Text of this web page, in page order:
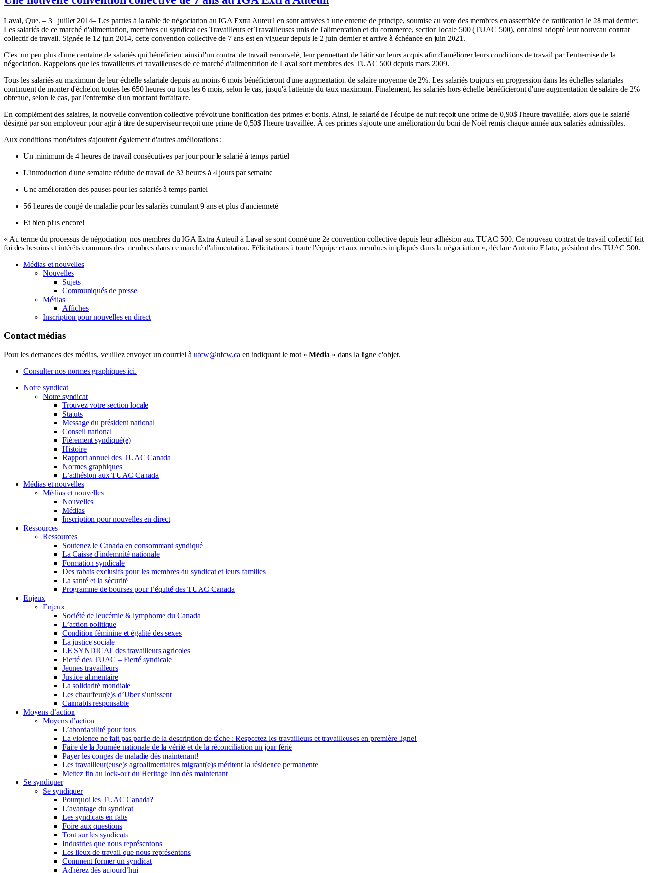
Laval, Que. – 31 juillet 2014– Les parties à la table de négociation au IGA Extra Auteuil en sont arrivées à une entente de principe, soumise au vote des membres en assemblée de ratification le 28 mai dernier.
Les salariés de ce marché d'alimentation, membres du syndicat des Travailleurs et Travailleuses unis de l'alimentation et du commerce, section locale 500 (TUAC 500), ont ainsi adopté leur nouveau contrat
collectif de travail. Signée le 12 juin 2014, cette convention collective de 7 ans est en vigueur depuis le 2 juin dernier et arrive à échéance en juin 2021.
C'est un peu plus d'une centaine de salariés qui bénéficient ainsi d'un contrat de travail renouvelé, leur permettant de bâtir sur leurs acquis afin d'améliorer leurs conditions de travail par l'entremise de la
négociation. Rappelons que les travailleurs et travailleuses de ce marché d'alimentation de Laval sont membres des TUAC 500 depuis mars 2009.
Tous les salariés au maximum de leur échelle salariale depuis au moins 6 mois bénéficieront d'une augmentation de salaire moyenne de 2%. Les salariés toujours en progression dans les échelles salariales
continuent de monter d'échelon toutes les 650 heures ou tous les 6 mois, selon le cas, jusqu'à l'atteinte du taux maximum. Finalement, les salariés hors échelle bénéficieront d'une augmentation de salaire de 2%
obtenue, selon le cas, par l'entremise d'un montant forfaitaire.
En complément des salaires, la nouvelle convention collective prévoit une bonification des primes et bonis. Ainsi, le salarié de l'équipe de nuit reçoit une prime de 0,90$ l'heure travaillée, alors que le salarié
désigné par son employeur pour agir à titre de superviseur reçoit une prime de 0,50$ l'heure travaillée. À ces primes s'ajoute une amélioration du boni de Noël remis chaque année aux salariés admissibles.
Aux conditions monétaires s'ajoutent également d'autres améliorations :
Un minimum de 4 heures de travail consécutives par jour pour le salarié à temps partiel
L'introduction d'une semaine réduite de travail de 32 heures à 4 jours par semaine
Une amélioration des pauses pour les salariés à temps partiel
56 heures de congé de maladie pour les salariés cumulant 9 ans et plus d'ancienneté
Et bien plus encore!
« Au terme du processus de négociation, nos membres du IGA Extra Auteuil à Laval se sont donné une 2e convention collective depuis leur adhésion aux TUAC 500. Ce nouveau contrat de travail collectif fait
foi des besoins et intérêts communs des membres dans ce marché d'alimentation. Félicitations à toute l'équipe et aux membres impliqués dans la négociation », déclare Antonio Filato, président des TUAC 500.
Médias et nouvelles
Nouvelles
Sujets
Communiqués de presse
Médias
Affiches
Inscription pour nouvelles en direct
Contact médias
Pour les demandes des médias, veuillez envoyer un courriel à ufcw@ufcw.ca en indiquant le mot « Média » dans la ligne d'objet.
Consulter nos normes graphiques ici.
Notre syndicat
Notre syndicat
Trouvez votre section locale
Statuts
Message du président national
Conseil national
Fièrement syndiqué(e)
Histoire
Rapport annuel des TUAC Canada
Normes graphiques
L’adhésion aux TUAC Canada
Médias et nouvelles
Médias et nouvelles
Nouvelles
Médias
Inscription pour nouvelles en direct
Ressources
Ressources
Soutenez le Canada en consommant syndiqué
La Caisse d'indemnité nationale
Formation syndicale
Des rabais exclusifs pour les membres du syndicat et leurs families
La santé et la sécurité
Programme de bourses pour l’équité des TUAC Canada
Enjeux
Enjeux
Société de leucémie & lymphome du Canada
L’action politique
Condition féminine et égalité des sexes
La justice sociale
LE SYNDICAT des travailleurs agricoles
Fierté des TUAC – Fierté syndicale
Jeunes travailleurs
Justice alimentaire
La solidarité mondiale
Les chauffeur(e)s d’Uber s’unissent
Cannabis responsable
Moyens d’action
Moyens d’action
L’abordabilité pour tous
La violence ne fait pas partie de la description de tâche : Respectez les travailleurs et travailleuses en première ligne!
Faire de la Journée nationale de la vérité et de la réconciliation un jour férié
Payer les congés de maladie dès maintenant!
Les travailleur(euse)s agroalimentaires migrant(e)s méritent la résidence permanente
Mettez fin au lock-out du Heritage Inn dès maintenant
Se syndiquer
Se syndiquer
Pourquoi les TUAC Canada?
L’avantage du syndicat
Les syndicats en faits
Foire aux questions
Tout sur les syndicats
Industries que nous représentons
Les lieux de travail que nous représentons
Comment former un syndicat
Adhérez dès aujourd’hui